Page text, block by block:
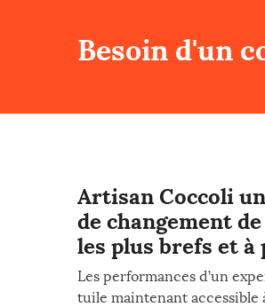
Besoin d'un
Artisan Coccoli
de changement
les plus brefs et
Les performances d’un
tuile maintenant